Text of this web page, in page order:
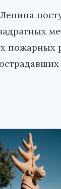
пожарных